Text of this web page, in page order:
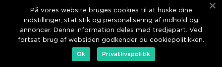
Cookies
Kontakt os
Sitemap
På vores website bruges cookies til at huske dine
indstillinger, statistik og personalisering af indhold og
annoncer. Denne information deles med tredjepart. Ved
fortsat brug af websiden godkender du cookiepolitikken.
Ok
Privatlivspolitik